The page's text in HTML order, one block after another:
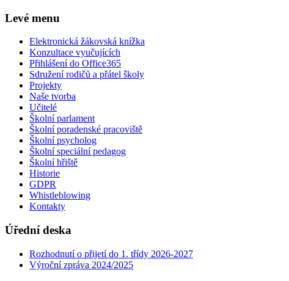
Levé menu
Elektronická žákovská knížka
Konzultace vyučujících
Přihlášení do Office365
Sdružení rodičů a přátel školy
Projekty
Naše tvorba
Učitelé
Školní parlament
Školní poradenské pracoviště
Školní psycholog
Školní speciální pedagog
Školní hřiště
Historie
GDPR
Whistleblowing
Kontakty
Úřední deska
Rozhodnutí o přijetí do 1. třídy 2026-2027
Výroční zpráva 2024/2025